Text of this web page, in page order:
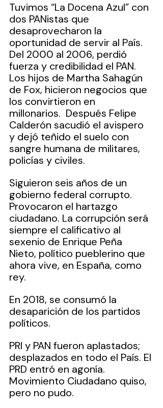
Tuvimos “La Docena Azul” con
dos PANistas que
desaprovecharon la
oportunidad de servir al País.
Del 2000 al 2006, perdió
fuerza y credibilidad el PAN.
Los hijos de Martha Sahagún
de Fox, hicieron negocios que
los convirtieron en
millonarios.  Después Felipe
Calderón sacudió el avispero
y dejó teñido el suelo con
sangre humana de militares,
policías y civiles.
Siguieron seis años de un
gobierno federal corrupto.
Provocaron el hartazgo
ciudadano. La corrupción será
siempre el calificativo al
sexenio de Enrique Peña
Nieto, político pueblerino que
ahora vive, en España, como
rey.
En 2018, se consumó la
desaparición de los partidos
políticos.
PRI y PAN fueron aplastados;
desplazados en todo el País. El
PRD entró en agonía.
Movimiento Ciudadano quiso,
pero no pudo.